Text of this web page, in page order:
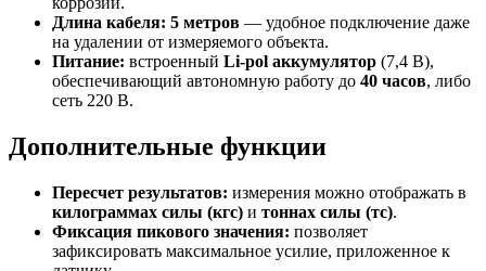
Длина кабеля: 5 метров — удобное подключение даже
на удалении от измеряемого объекта.
Питание: встроенный Li-pol аккумулятор (7,4 В),
обеспечивающий автономную работу до 40 часов, либо
сеть 220 В.
Дополнительные функции
Пересчет результатов: измерения можно отображать в
килограммах силы (кгс) и тоннах силы (тс).
Фиксация пикового значения: позволяет
зафиксировать максимальное усилие, приложенное к